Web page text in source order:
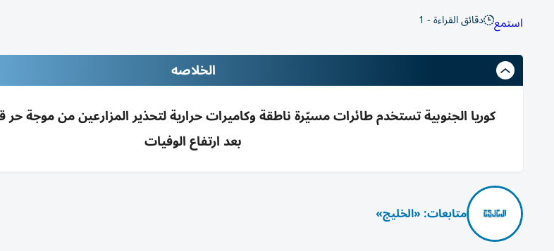
استمع دقائق القراءة - 1
الخلاصه
كوريا الجنوبية تستخدم طائرات مسيّرة ناطقة وكاميرات حرارية لتحذير المزارعين من موجة
بعد ارتفاع الوفيات
متابعات: «الخليج»